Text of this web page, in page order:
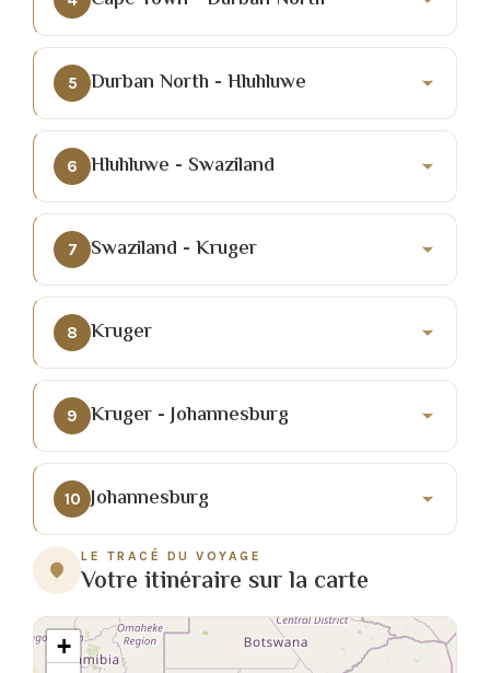
5 Durban North - Hluhluwe
6 Hluhluwe - Swaziland
7 Swaziland - Kruger
8 Kruger
9 Kruger - Johannesburg
10 Johannesburg
LE TRACÉ DU VOYAGE
Votre itinéraire sur la carte
+